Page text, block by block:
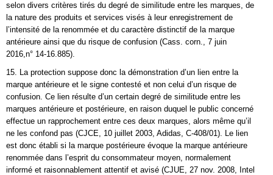
selon divers critères tirés du degré de similitude entre les marques, de
la nature des produits et services visés à leur enregistrement de
l’intensité de la renommée et du caractère distinctif de la marque
antérieure ainsi que du risque de confusion (Cass. corn., 7 juin
2016,n° 14-16.885).
15. La protection suppose donc la démonstration d’un lien entre la
marque antérieure et le signe contesté et non celui d’un risque de
confusion. Ce lien résulte d’un certain degré de similitude entre les
marques antérieure et postérieure, en raison duquel le public concerné
effectue un rapprochement entre ces deux marques, alors même qu’il
ne les confond pas (CJCE, 10 juillet 2003, Adidas, C-408/01). Le lien
est donc établi si la marque postérieure évoque la marque antérieure
renommée dans l’esprit du consommateur moyen, normalement
informé et raisonnablement attentif et avisé (CJUE, 27 nov. 2008, Intel